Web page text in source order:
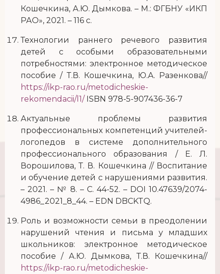
Кошечкина, А.Ю. Дымкова. – М.: ФГБНУ «ИКП
РАО», 2021. – 116 с.
Технологии раннего речевого развития
детей с особыми образовательными
потребностями: электронное методическое
пособие / Т.В. Кошечкина, Ю.А. Разенкова//
https://ikp-rao.ru/metodicheskie-
rekomendacii/l1/ISBN 978-5-907436-36-7
Актуальные проблемы развития
профессиональных компетенций учителей-
логопедов в системе дополнительного
профессионального образования / Е. Л.
Ворошилова, Т. В. Кошечкина // Воспитание
и обучение детей с нарушениями развития.
– 2021. – № 8. – С. 44-52. – DOI 10.47639/2074-
4986_2021_8_44. – EDN DBCKTQ.
Роль и возможности семьи в преодолении
нарушений чтения и письма у младших
школьников: электронное методическое
пособие / А.Ю. Дымкова, Т.В. Кошечкина//
https://ikp-rao.ru/metodicheskie-